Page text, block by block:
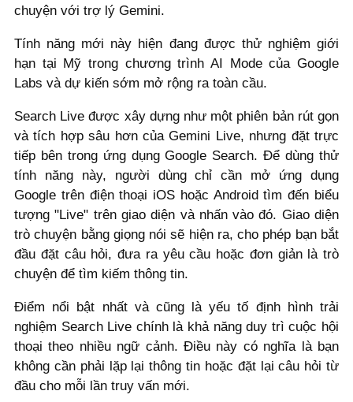
chuyện với trợ lý Gemini.
Tính năng mới này hiện đang được thử nghiệm giới
hạn tại Mỹ trong chương trình AI Mode của Google
Labs và dự kiến sớm mở rộng ra toàn cầu.
Search Live được xây dựng như một phiên bản rút gọn
và tích hợp sâu hơn của Gemini Live, nhưng đặt trực
tiếp bên trong ứng dụng Google Search. Để dùng thử
tính năng này, người dùng chỉ cần mở ứng dụng
Google trên điện thoại iOS hoặc Android tìm đến biểu
tượng "Live" trên giao diện và nhấn vào đó. Giao diện
trò chuyện bằng giọng nói sẽ hiện ra, cho phép bạn bắt
đầu đặt câu hỏi, đưa ra yêu cầu hoặc đơn giản là trò
chuyện để tìm kiếm thông tin.
Điểm nổi bật nhất và cũng là yếu tố định hình trải
nghiệm Search Live chính là khả năng duy trì cuộc hội
thoại theo nhiều ngữ cảnh. Điều này có nghĩa là bạn
không cần phải lặp lại thông tin hoặc đặt lại câu hỏi từ
đầu cho mỗi lần truy vấn mới.